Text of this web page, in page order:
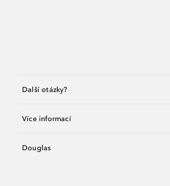
Další otázky?
Více informací
Douglas